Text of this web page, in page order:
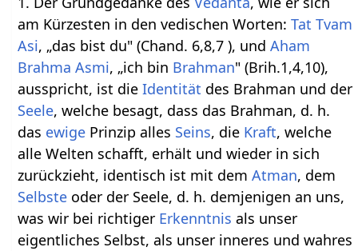
am Kürzesten in den vedischen Worten:Tat Tvam
Asi, „das bist du" (Chand. 6,8,7 ), undAham
Brahma Asmi, „ich bin Brahman" (Brih.1,4,10),
ausspricht, ist dieIdentität des Brahman und der
Seele, welche besagt, dass das Brahman, d. h.
das ewige Prinzip alles Seins, die Kraft, welche
alle Welten schafft, erhält und wieder in sich
zurückzieht, identisch ist mit demAtman, dem
Selbste oder der Seele, d. h. demjenigen an uns,
was wir bei richtiger Erkenntnis als unser
eigentliches Selbst, als unser inneres und wahres